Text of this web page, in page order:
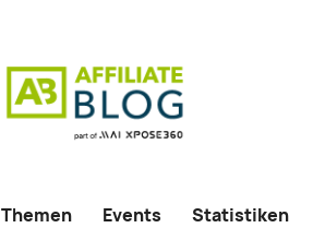
Themen Events Statistiken